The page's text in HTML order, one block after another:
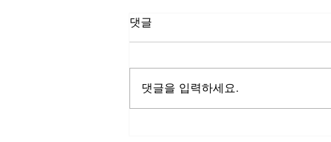
댓글
댓글을 입력하세요.